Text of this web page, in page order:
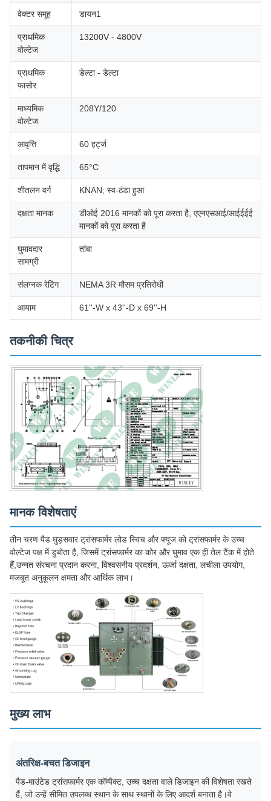
वेक्टर समूह डायन1
प्राथमिक
वोल्टेज
13200V - 4800V
प्राथमिक
फासोर
डेल्टा - डेल्टा
माध्यमिक
वोल्टेज
208Y/120
आवृत्ति 60 हर्ट्ज
तापमान में वृद्धि 65°C
शीतलन वर्ग KNAN; स्व-ठंडा हुआ
दक्षता मानक
डीओई 2016 मानकों को पूरा करता है, एएनएसआई/आईईईई
मानकों को पूरा करता है
घुमावदार
सामग्री
तांबा
संलग्नक रेटिंग NEMA 3R मौसम प्रतिरोधी
आयाम 61''-W x 43''-D x 69''-H
तकनीकी चित्र
मानक विशेषताएं
तीन चरण पैड घुड़सवार ट्रांसफार्मर लोड स्विच और फ्यूज को ट्रांसफार्मर के उच्च
वोल्टेज पक्ष में डुबोता है, जिसमें ट्रांसफार्मर का कोर और घुमाव एक ही तेल टैंक में होते
हैं,उन्नत संरचना प्रदान करना, विश्वसनीय प्रदर्शन, ऊर्जा दक्षता, लचीला उपयोग,
मजबूत अनुकूलन क्षमता और आर्थिक लाभ।
मुख्य लाभ
अंतरिक्ष-बचत डिजाइन
पैड-माउंटेड ट्रांसफार्मर एक कॉम्पैक्ट, उच्च दक्षता वाले डिजाइन की विशेषता रखते
हैं, जो उन्हें सीमित उपलब्ध स्थान के साथ स्थानों के लिए आदर्श बनाता है।वे